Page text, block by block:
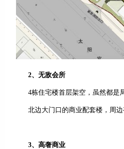
2、无敌会所
4栋住宅楼首层架空，虽然都是
北边大门口的商业配套楼，周边
3、高奢商业